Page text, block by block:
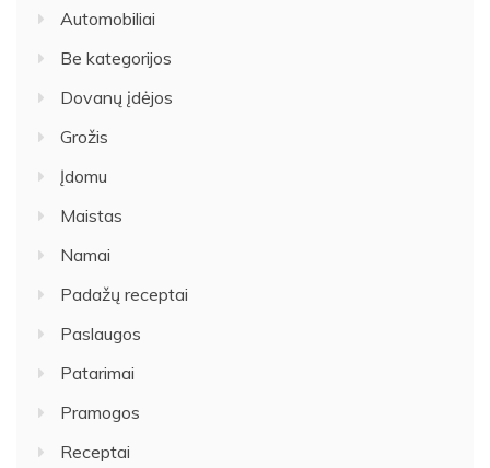
Automobiliai
Be kategorijos
Dovanų įdėjos
Grožis
Įdomu
Maistas
Namai
Padažų receptai
Paslaugos
Patarimai
Pramogos
Receptai